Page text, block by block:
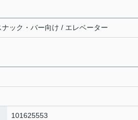
ック・バー向け / エレベーター
101625553